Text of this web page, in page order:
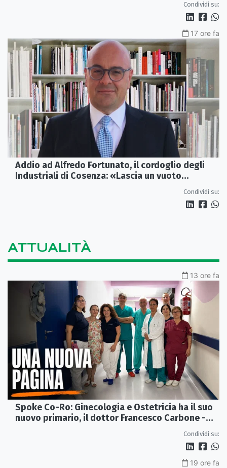
Condividi su:
17 ore fa
Addio ad Alfredo Fortunato, il cordoglio degli
Industriali di Cosenza: «Lascia un vuoto
Condividi su:
ATTUALITÀ
13 ore fa
Spoke Co-Ro: Ginecologia e Ostetricia ha il suo
nuovo primario, il dottor Francesco Carbone -
Condividi su:
19 ore fa